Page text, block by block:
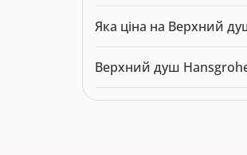
Яка ціна на Верхний
Верхний душ
Модель: 8859. Категорія: